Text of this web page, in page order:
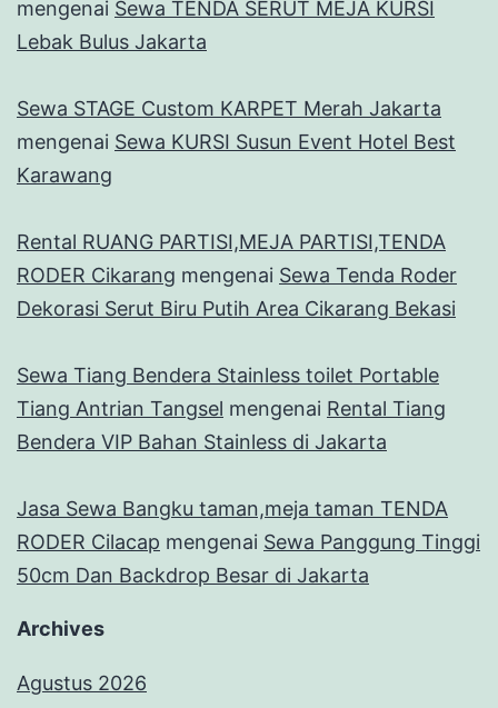
mengenai Sewa TENDA SERUT MEJA KURSI
Lebak Bulus Jakarta
Sewa STAGE Custom KARPET Merah Jakarta
mengenai Sewa KURSI Susun Event Hotel Best
Karawang
Rental RUANG PARTISI,MEJA PARTISI,TENDA
RODER Cikarang mengenai Sewa Tenda Roder
Dekorasi Serut Biru Putih Area Cikarang Bekasi
Sewa Tiang Bendera Stainless toilet Portable
Tiang Antrian Tangsel mengenai Rental Tiang
Bendera VIP Bahan Stainless di Jakarta
Jasa Sewa Bangku taman,meja taman TENDA
RODER Cilacap mengenai Sewa Panggung Tinggi
50cm Dan Backdrop Besar di Jakarta
Archives
Agustus 2026